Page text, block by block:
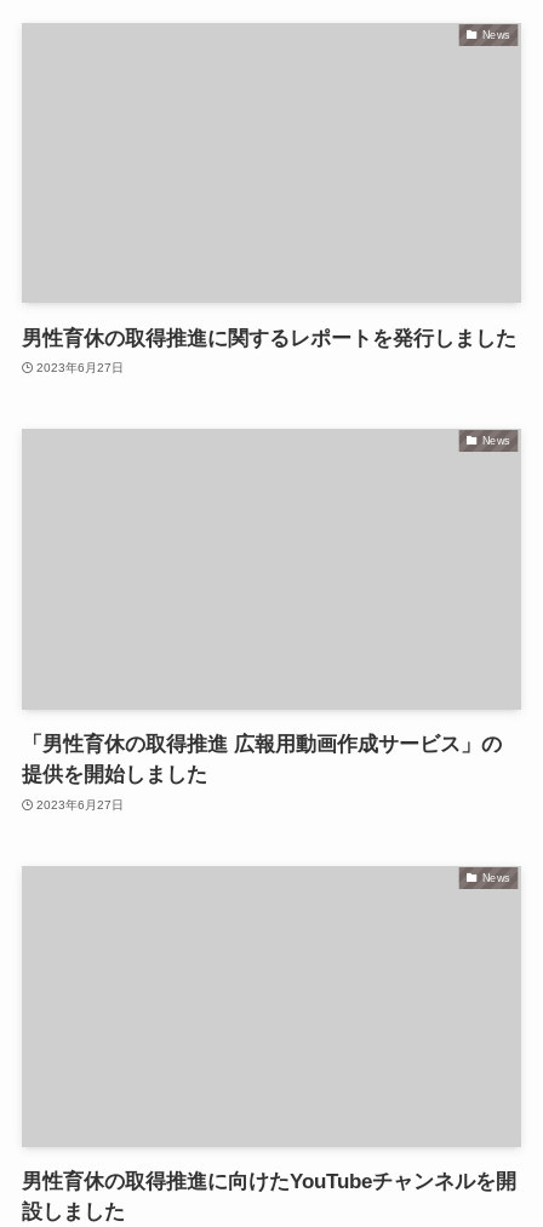
News
男性育休の取得推進に関するレポートを発行しました
2023年6月27日
News
「男性育休の取得推進 広報用動画作成サービス」の
提供を開始しました
2023年6月27日
News
男性育休の取得推進に向けたYouTubeチャンネルを開
設しました